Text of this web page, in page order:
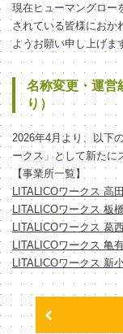
現在ヒューマングロー
されている皆様におか
ようお願い申し上げま
名称変更・運営
り）
2026年4月より、以下
ークス」として新たに
【事業所一覧】
LITALICOワークス 高
LITALICOワークス 板
LITALICOワークス 葛
LITALICOワークス 亀
LITALICOワークス 新